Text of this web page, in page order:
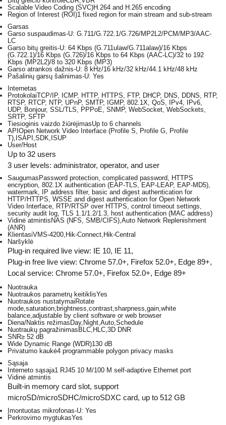
Scalable Video Coding (SVC)H.264 and H.265 encoding
Region of Interest (ROI)1 fixed region for main stream and sub-stream
Garsas
Garso suspaudimas-U: G.711/G.722.1/G.726/MP2L2/PCM/MP3/AAC-
LC
Garso bitų greitis-U: 64 Kbps (G.711ulaw/G.711alaw)/16 Kbps
(G.722.1)/16 Kbps (G.726)/16 Kbps to 64 Kbps (AAC-LC)/32 to 192
Kbps (MP2L2)/8 to 320 Kbps (MP3)
Garso atrankos dažnis-U: 8 kHz/16 kHz/32 kHz/44.1 kHz/48 kHz
Pašalinių garsų šalinimas-U: Yes
Internetas
ProtokolaiTCP/IP, ICMP, HTTP, HTTPS, FTP, DHCP, DNS, DDNS, RTP,
RTSP, RTCP, NTP, UPnP, SMTP, IGMP, 802.1X, QoS, IPv4, IPv6,
UDP, Bonjour, SSL/TLS, PPPoE, SNMP, WebSocket, WebSockets,
SRTP, SFTP
Tiesioginis vaizdo žiūrėjimasUp to 6 channels
APIOpen Network Video Interface (Profile S, Profile G, Profile
T),ISAPI,SDK,ISUP
User/Host
Up to 32 users
3 user levels: administrator, operator, and user
Saugumas Password protection, complicated password, HTTPS
encryption, 802.1X authentication (EAP-TLS, EAP-LEAP, EAP-MD5),
watermark, IP address filter, basic and digest authentication for
HTTP/HTTPS, WSSE and digest authentication for Open Network
Video Interface, RTP/RTSP over HTTPS, control timeout settings,
security audit log, TLS 1.1/1.2/1.3, host authentication (MAC address)
Vidinė atmintis NAS (NFS, SMB/CIFS),Auto Network Replenishment
(ANR)
KlientasiVMS-4200,Hik-Connect,Hik-Central
Naršyklė
Plug-in required live view: IE 10, IE 11,
Plug-in free live view: Chrome 57.0+, Firefox 52.0+, Edge 89+,
Local service: Chrome 57.0+, Firefox 52.0+, Edge 89+
Nuotrauka
Nuotraukos parametrų keitiklisYes
Nuotraukos nustatymai Rotate
mode,saturation,brightness,contrast,sharpness,gain,white
balance,adjustable by client software or web browser
Diena/Naktis režimas Day,Night,Auto,Schedule
Nuotraukų pagražinimas BLC,HLC,3D DNR
SNR≥ 52 dB
Wide Dynamic Range (WDR)130 dB
Privatumo kaukė4 programmable polygon privacy masks
Sąsaja
Interneto sąsaja1 RJ45 10 M/100 M self-adaptive Ethernet port
Vidinė atmintis
Built-in memory card slot, support
microSD/microSDHC/microSDXC card, up to 512 GB
Įmontuotas mikrofonas-U: Yes
Perkrovimo mygtukasYes